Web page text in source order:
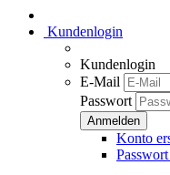
Kundenlogin
Kundenlogin
E-Mail
Passwort
Konto